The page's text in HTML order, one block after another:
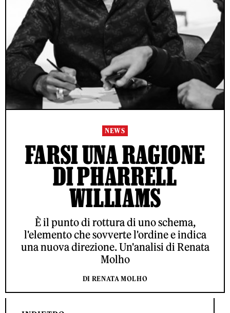
NEWS
FARSI UNA RAGIONE
DI PHARRELL
WILLIAMS
È il punto di rottura di uno schema,
l'elemento che sovverte l'ordine e indica
una nuova direzione. Un'analisi di Renata
Molho
DI RENATA MOLHO